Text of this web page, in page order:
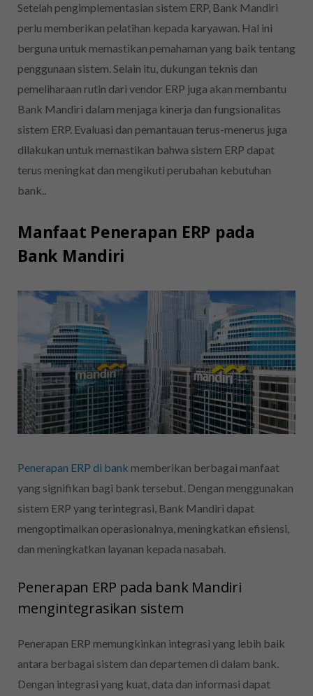
Setelah pengimplementasian sistem ERP, Bank Mandiri
perlu memberikan pelatihan kepada karyawan. Hal ini
berguna untuk memastikan pemahaman yang baik tentang
penggunaan sistem. Selain itu, dukungan teknis dan
pemeliharaan rutin dari vendor ERP juga akan membantu
Bank Mandiri dalam menjaga kinerja dan fungsionalitas
sistem ERP. Evaluasi dan pemantauan terus-menerus juga
dilakukan untuk memastikan bahwa sistem ERP dapat
terus meningkat dan mengikuti perubahan kebutuhan
bank..
Manfaat Penerapan ERP pada
Bank Mandiri
Penerapan ERP di bank memberikan berbagai manfaat
yang signifikan bagi bank tersebut. Dengan menggunakan
sistem ERP yang terintegrasi, Bank Mandiri dapat
mengoptimalkan operasionalnya, meningkatkan efisiensi,
dan meningkatkan layanan kepada nasabah.
Penerapan ERP pada bank Mandiri
mengintegrasikan sistem
Penerapan ERP memungkinkan integrasi yang lebih baik
antara berbagai sistem dan departemen di dalam bank.
Dengan integrasi yang kuat, data dan informasi dapat